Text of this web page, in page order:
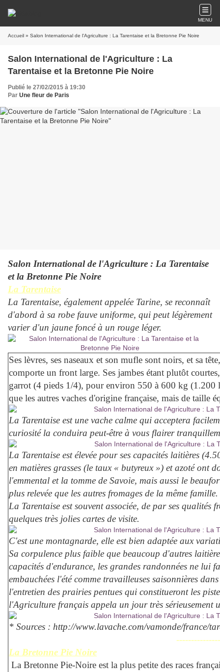
MENU
Accueil » Salon International de l'Agriculture : La Tarentaise et la Bretonne Pie Noire
Salon International de l'Agriculture : La
Tarentaise et la Bretonne Pie Noire
Publié le 27/02/2015 à 19:30
Par Une fleur de Paris
Salon International de l'Agriculture : La Tarentaise
et la Bretonne Pie Noire
La Tarentaise
La Tarentaise, également appelée Tarine, se reconnaît
d'abord à sa robe fauve uniforme, qui peut légèrement
varier d'un jaune foncé à un rouge léger.
Ses lèvres, ses naseaux et son mufle sont noirs, et sa
comporte un front large. Ses jambes étant plutôt
garrot (4 pieds 1/4), pour environ 550 à 600 kg (1.200
que les autres vaches d'origine française, mais de taille
La Tarentaise est une vache calme qui acceptera
curiosité la conduira peut-être à vous flairer
La Tarentaise est élevée pour ses capacités laitières
en matières grasses (le taux « butyreux ») et azoté ont
l'emmental et la tomme de Savoie, mais aussi le
plus relevée que les autres fromages de la même famille.
La Tarentaise est souvent associée, de par ses qualités
quelques très jolies cartes de visite.
C'est une montagnarde, elle est bien adaptée aux
Sa corpulence plus faible que beaucoup d'autres
capacités d'endurance, les grandes randonnées ne lui
embauchées l'été comme travailleuses saisonnières
l'entretien des prairies pentues qui constitueront les
l'Agriculture français appela un jour très sérieusement
* Sources : http://www.lavache.com/vamonde/france/
La Bretonne Pie Noire
La Bretonne Pie-Noire est la plus petite des races